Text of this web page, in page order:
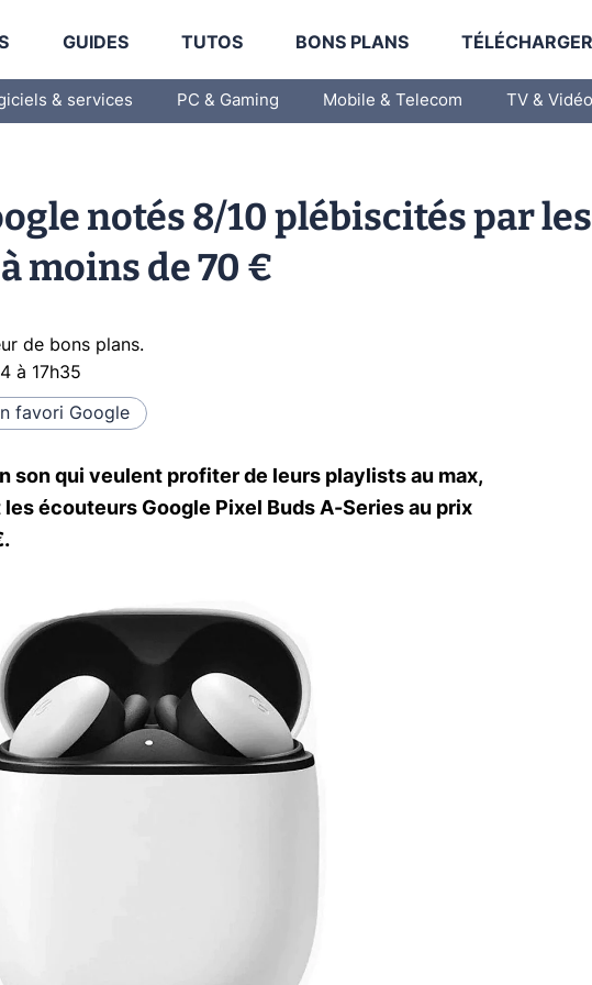
GUIDES TUTOS BONS PLANS
& services PC & Gaming Mobile & Telecom TV & Vidéo
notés 8/10 plébiscités par les
moins de 70 €
de bons plans.
à 17h35
favori Google
son qui veulent profiter de leurs playlists au max,
écouteurs Google Pixel Buds A-Series au prix